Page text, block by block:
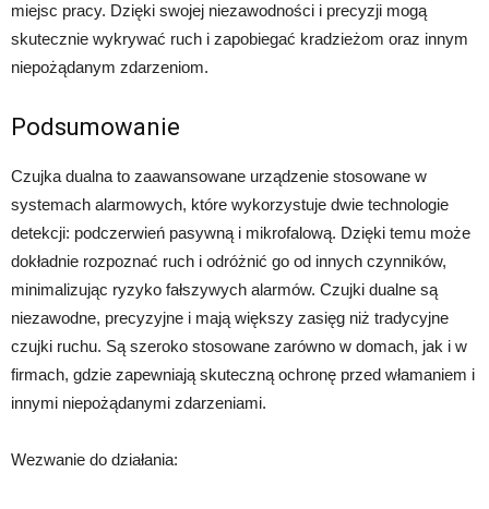
miejsc pracy. Dzięki swojej niezawodności i precyzji mogą
skutecznie wykrywać ruch i zapobiegać kradzieżom oraz innym
niepożądanym zdarzeniom.
Podsumowanie
Czujka dualna to zaawansowane urządzenie stosowane w
systemach alarmowych, które wykorzystuje dwie technologie
detekcji: podczerwień pasywną i mikrofalową. Dzięki temu może
dokładnie rozpoznać ruch i odróżnić go od innych czynników,
minimalizując ryzyko fałszywych alarmów. Czujki dualne są
niezawodne, precyzyjne i mają większy zasięg niż tradycyjne
czujki ruchu. Są szeroko stosowane zarówno w domach, jak i w
firmach, gdzie zapewniają skuteczną ochronę przed włamaniem i
innymi niepożądanymi zdarzeniami.
Wezwanie do działania: